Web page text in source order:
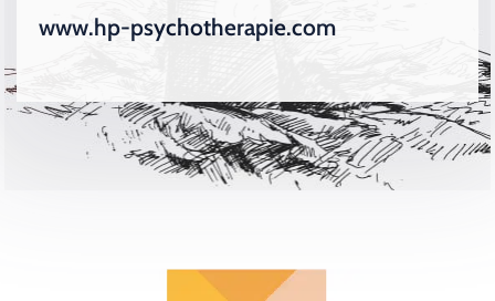
www.hp-psychotherapie.com